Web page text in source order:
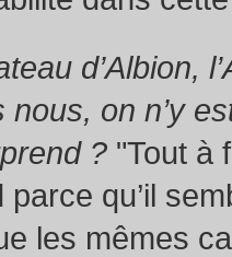
d’Albion,
nous, on n’y
? "Tout à
parce qu’il
les mêmes